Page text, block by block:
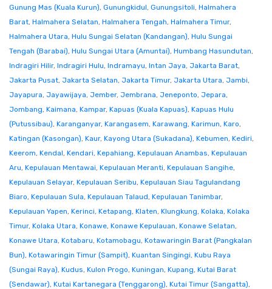
Gunung Mas (Kuala Kurun), Gunungkidul, Gunungsitoli, Halmahera
Barat, Halmahera Selatan, Halmahera Tengah, Halmahera Timur,
Halmahera Utara, Hulu Sungai Selatan (Kandangan), Hulu Sungai
Tengah (Barabai), Hulu Sungai Utara (Amuntai), Humbang Hasundutan,
Indragiri Hilir, Indragiri Hulu, Indramayu, Intan Jaya, Jakarta Barat,
Jakarta Pusat, Jakarta Selatan, Jakarta Timur, Jakarta Utara, Jambi,
Jayapura, Jayawijaya, Jember, Jembrana, Jeneponto, Jepara,
Jombang, Kaimana, Kampar, Kapuas (Kuala Kapuas), Kapuas Hulu
(Putussibau), Karanganyar, Karangasem, Karawang, Karimun, Karo,
Katingan (Kasongan), Kaur, Kayong Utara (Sukadana), Kebumen, Kediri,
Keerom, Kendal, Kendari, Kepahiang, Kepulauan Anambas, Kepulauan
Aru, Kepulauan Mentawai, Kepulauan Meranti, Kepulauan Sangihe,
Kepulauan Selayar, Kepulauan Seribu, Kepulauan Siau Tagulandang
Biaro, Kepulauan Sula, Kepulauan Talaud, Kepulauan Tanimbar,
Kepulauan Yapen, Kerinci, Ketapang, Klaten, Klungkung, Kolaka, Kolaka
Timur, Kolaka Utara, Konawe, Konawe Kepulauan, Konawe Selatan,
Konawe Utara, Kotabaru, Kotamobagu, Kotawaringin Barat (Pangkalan
Bun), Kotawaringin Timur (Sampit), Kuantan Singingi, Kubu Raya
(Sungai Raya), Kudus, Kulon Progo, Kuningan, Kupang, Kutai Barat
(Sendawar), Kutai Kartanegara (Tenggarong), Kutai Timur (Sangatta),